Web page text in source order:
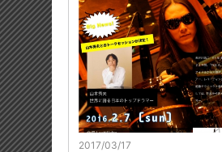
2017/03/17